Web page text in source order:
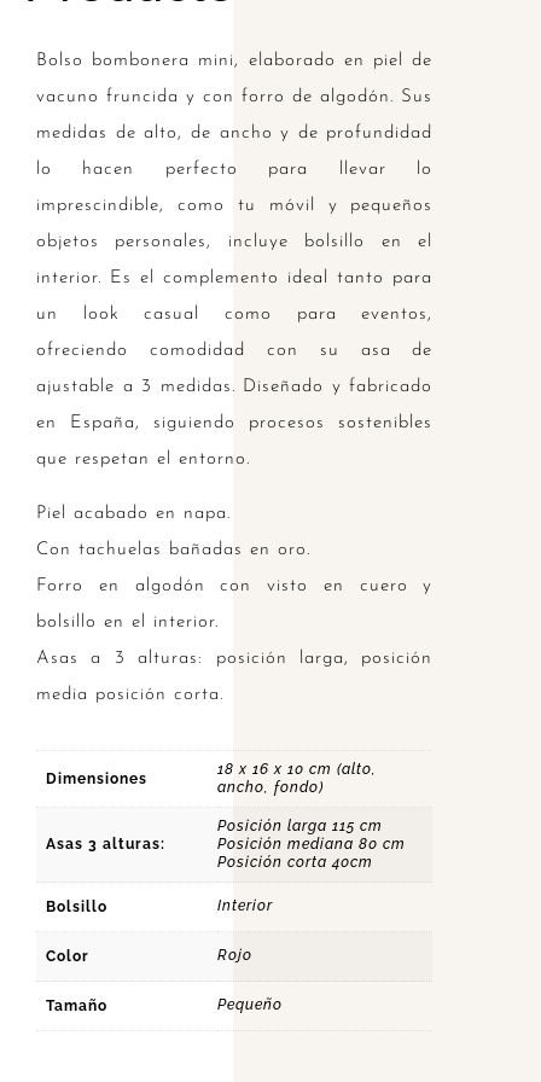
Bolso bombonera mini, elaborado en piel de
vacuno fruncida y con forro de algodón. Sus
medidas de alto, de ancho y de profundidad
lo hacen perfecto para llevar lo
imprescindible, como tu móvil y pequeños
objetos personales, incluye bolsillo en el
interior. Es el complemento ideal tanto para
un look casual como para eventos,
ofreciendo comodidad con su asa de
ajustable a 3 medidas. Diseñado y fabricado
en España, siguiendo procesos sostenibles
que respetan el entorno.
Piel acabado en napa.
Con tachuelas bañadas en oro.
Forro en algodón con visto en cuero y
bolsillo en el interior.
Asas a 3 alturas: posición larga, posición
media posición corta.
Dimensiones
18 x 16 x 10 cm (alto,
ancho, fondo)
Asas 3 alturas:
Posición larga 115 cm
Posición mediana 80 cm
Posición corta 40cm
Bolsillo Interior
Color Rojo
Tamaño Pequeño